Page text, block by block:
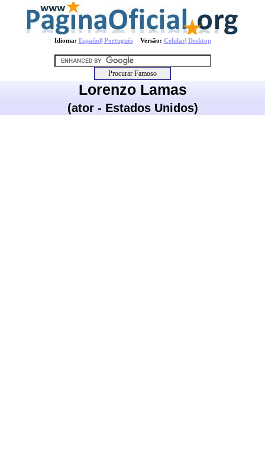
Idioma: Español| PortuguêsVersão: Celular| Desktop
Lorenzo Lamas
(ator - Estados Unidos)